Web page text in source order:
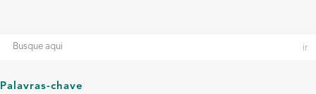
Palavras-chave